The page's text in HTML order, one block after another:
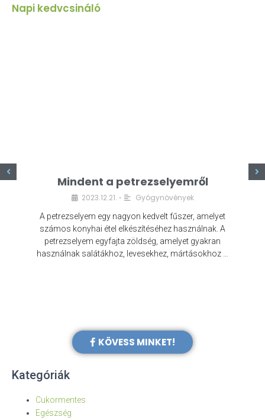
Napi kedvcsináló
Mindent a petrezselyemről
2023.12.21. • Gyógynövények
A petrezselyem egy nagyon kedvelt fűszer, amelyet
számos konyhai étel elkészítéséhez használnak. A
petrezselyem egyfajta zöldség, amelyet gyakran
használnak salátákhoz, levesekhez, mártásokhoz …
KÖVESS MINKET!
Kategóriák
Cukormentes
Egészség